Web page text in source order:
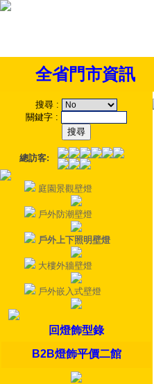
全省門市資訊
搜尋 :
關鍵字 :
總訪客:
庭園景觀壁燈
戶外防潮壁燈
戶外上下照明壁燈
大樓外牆壁燈
戶外嵌入式壁燈
回燈飾型錄
B2B燈飾平價二館